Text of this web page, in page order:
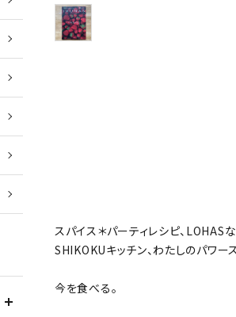
スパイス＊パーティレシピ、LOHAS
SHIKOKUキッチン、わたしのパワー
今を食べる。